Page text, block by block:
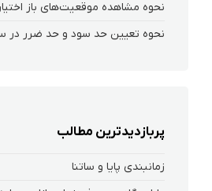
پربازدیدترین مطالب
زمانبندی پایا و ساتنا